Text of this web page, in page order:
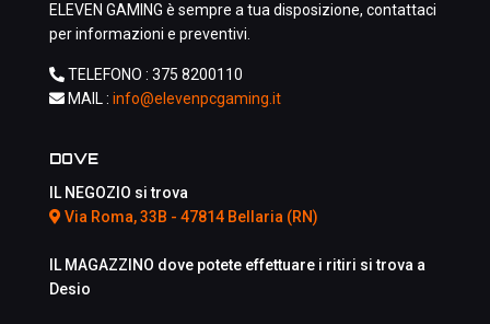
ELEVEN GAMING è sempre a tua disposizione, contattaci
per informazioni e preventivi.
TELEFONO : 375 8200110
MAIL : info@elevenpcgaming.it
DOVE
IL NEGOZIO si trova
Via Roma, 33B - 47814 Bellaria (RN)
IL MAGAZZINO dove potete effettuare i ritiri si trova a
Desio